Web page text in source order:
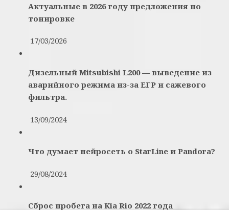
Актуальные в 2026 году предложения по
тонировке
17/03/2026
Дизельный Mitsubishi L200 — выведение из
аварийного режима из-за ЕГР и сажевого
фильтра.
13/09/2024
Что думает нейросеть о StarLine и Pandora?
29/08/2024
Сброс пробега на Kia Rio 2022 года